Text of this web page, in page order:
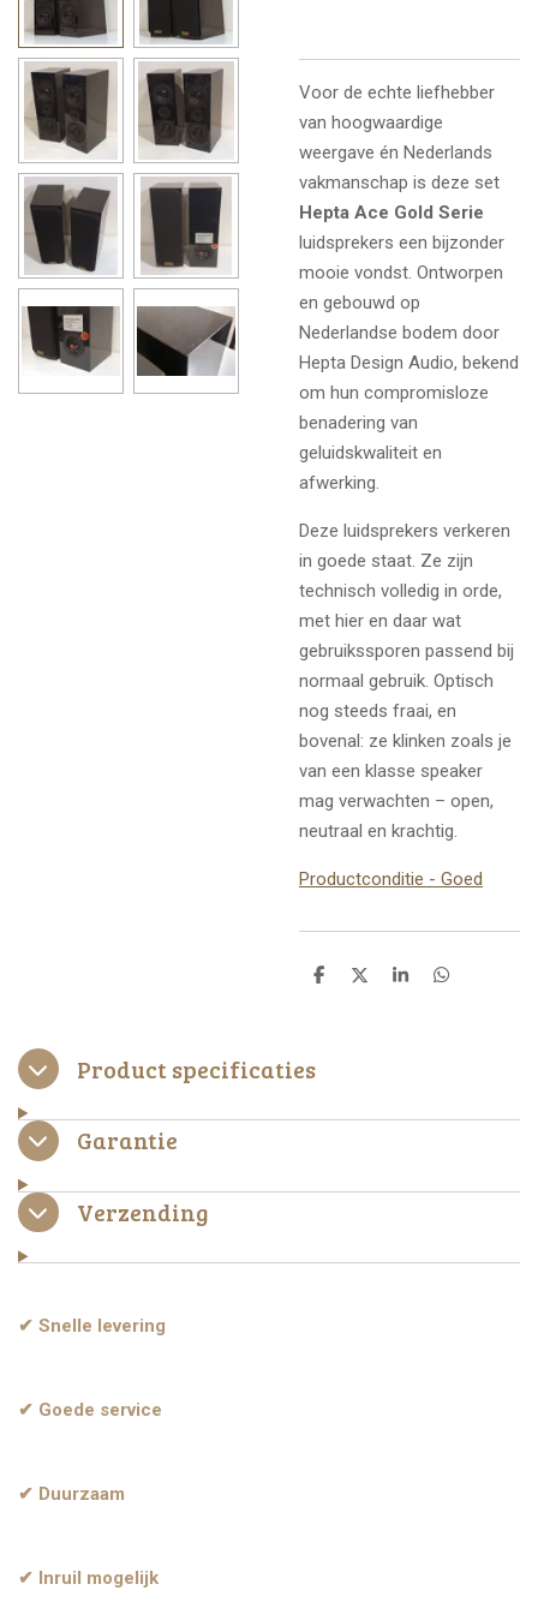
Voor de echte liefhebber
van hoogwaardige
weergave én Nederlands
vakmanschap is deze set
Hepta Ace Gold Serie
luidsprekers een bijzonder
mooie vondst. Ontworpen
en gebouwd op
Nederlandse bodem door
Hepta Design Audio, bekend
om hun compromisloze
benadering van
geluidskwaliteit en
afwerking.
Deze luidsprekers verkeren
in goede staat. Ze zijn
technisch volledig in orde,
met hier en daar wat
gebruikssporen passend bij
normaal gebruik. Optisch
nog steeds fraai, en
bovenal: ze klinken zoals je
van een klasse speaker
mag verwachten – open,
neutraal en krachtig.
Productconditie - Goed
D
D
S
D
Product specificaties
Garantie
Verzending
✔ Snelle levering
✔ Goede service
✔ Duurzaam
✔ Inruil mogelijk